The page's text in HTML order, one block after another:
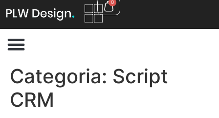
0
Categoria: Script
CRM